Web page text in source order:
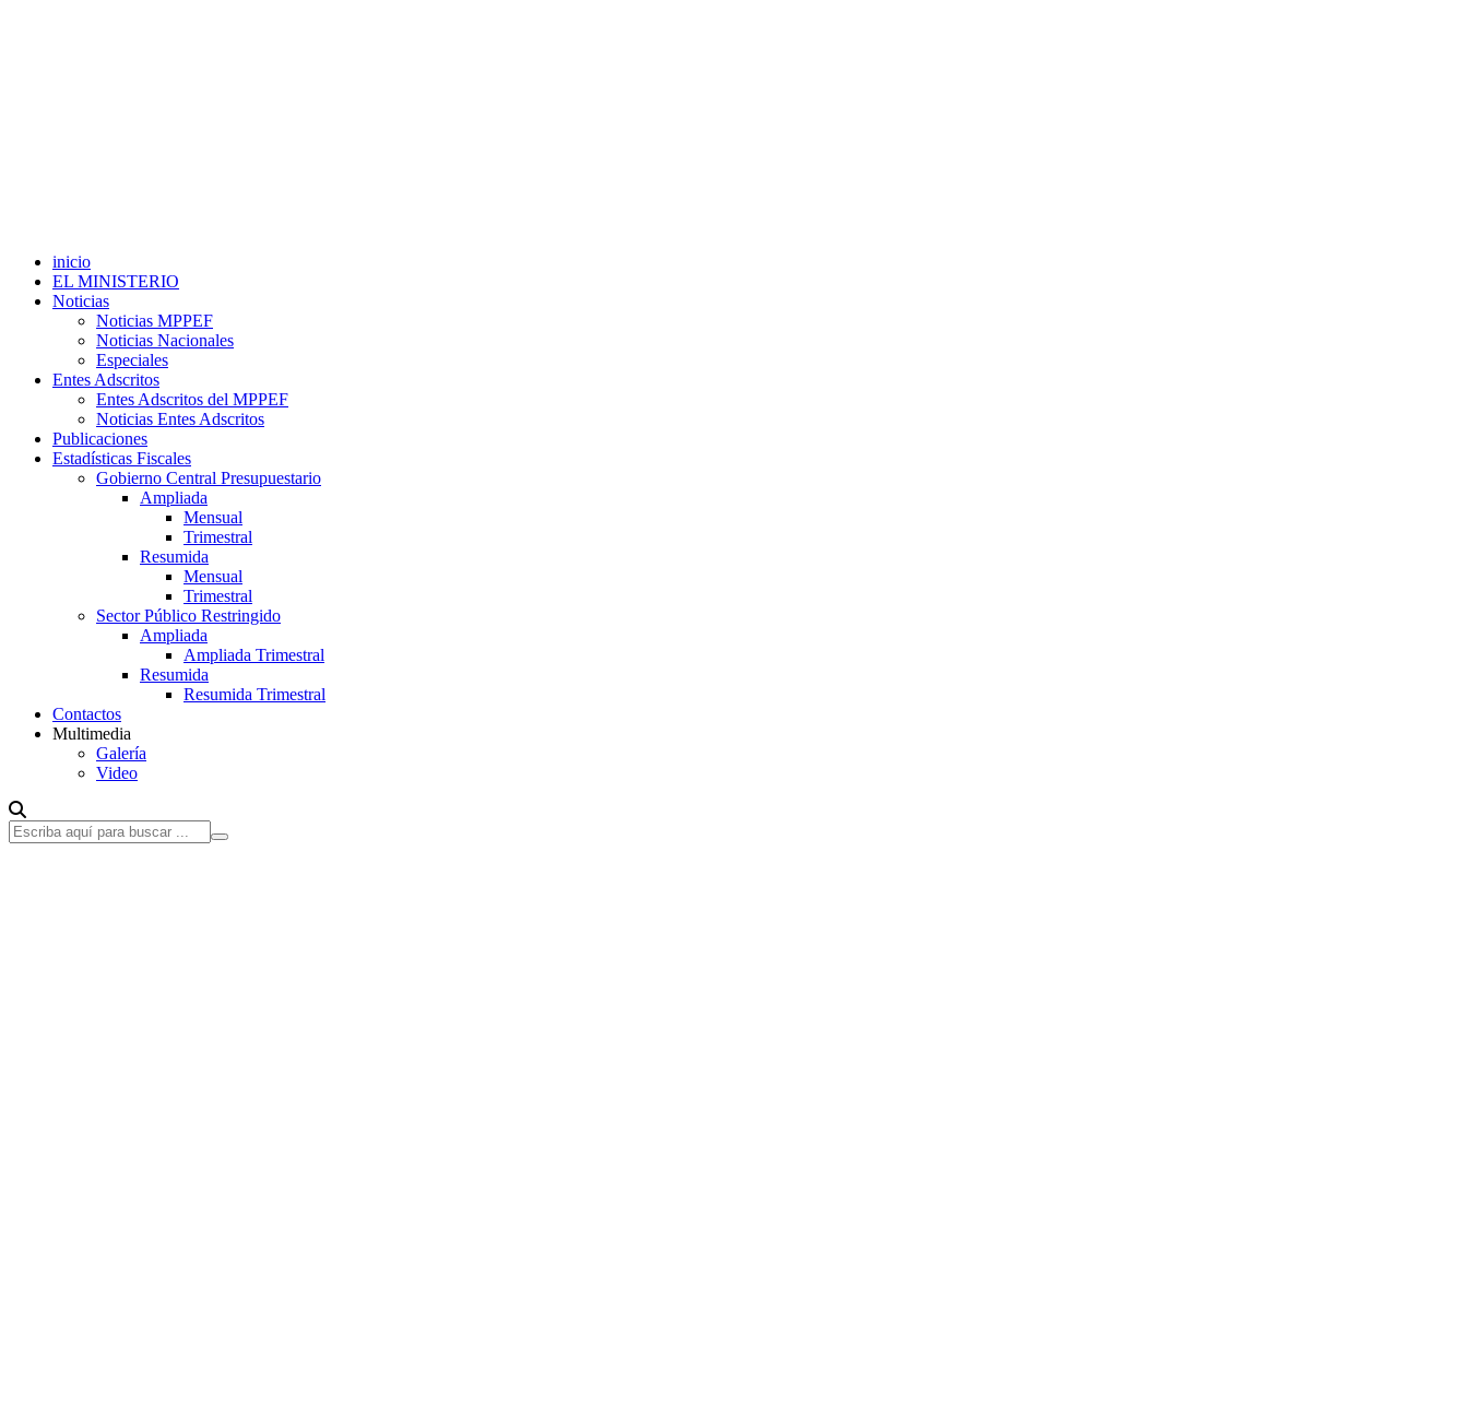
inicio
EL MINISTERIO
Noticias
Noticias MPPEF
Noticias Nacionales
Especiales
Entes Adscritos
Entes Adscritos del MPPEF
Noticias Entes Adscritos
Publicaciones
Estadísticas Fiscales
Gobierno Central Presupuestario
Ampliada
Mensual
Trimestral
Resumida
Mensual
Trimestral
Sector Público Restringido
Ampliada
Ampliada Trimestral
Resumida
Resumida Trimestral
Contactos
Multimedia
Galería
Video